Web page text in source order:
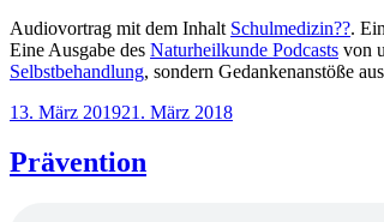
Audiovortrag mit dem Inhalt Schulmedizin??.
Eine Ausgabe des Naturheilkunde Podcasts von
Selbstbehandlung, sondern Gedankenanstöße
Veröffentlicht
13. März 201921. März 2018
Prävention